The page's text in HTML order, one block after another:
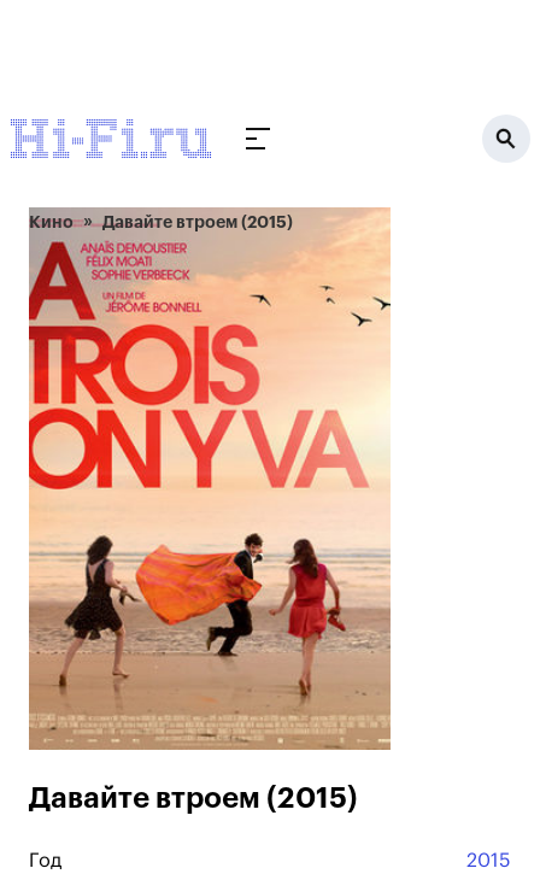
Кино Давайте втроем (2015)
Давайте втроем (2015)
Год 2015